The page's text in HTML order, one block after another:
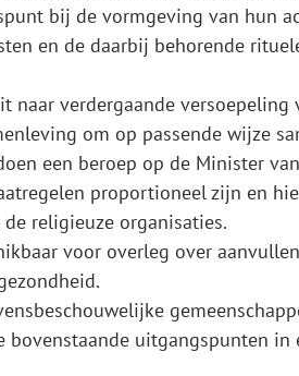
bij de vormgeving van hun
en de daarbij behorende
naar verdergaande versoepeling
om op passende wijze
een beroep op de Minister
proportioneel zijn en
religieuze organisaties.
voor overleg over
uitgangspunten in